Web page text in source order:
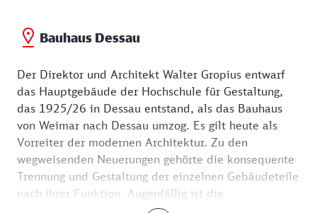
Bauhaus Dessau
Der Direktor und Architekt Walter Gropius entwarf
das Hauptgebäude der Hochschule für Gestaltung,
das 1925/26 in Dessau entstand, als das Bauhaus
von Weimar nach Dessau umzog. Es gilt heute als
Vorreiter der modernen Architektur. Zu den
wegweisenden Neuerungen gehörte die konsequente
Trennung und Gestaltung der einzelnen Gebäudeteile
nach ihrer Funktion. Augenfällig ist die